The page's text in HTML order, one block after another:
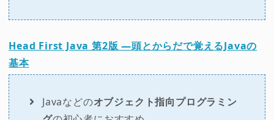
Head First Java 第2版 ―頭とからだで覚えるJavaの
基本
Javaなどのオブジェクト指向プログラミン